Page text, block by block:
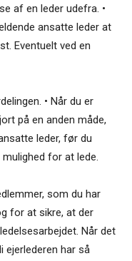
af en leder udefra. •
ansatte leder at
Eventuelt ved en
• Når du er
på en anden måde,
leder, før du
mulighed for at lede.
som du har
for at sikre, at der
Når det
ejerlederen har så